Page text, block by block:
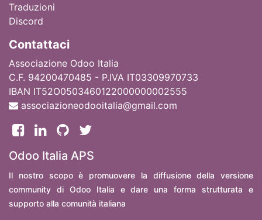
Traduzioni
Discord
Contattaci
Associazione Odoo Italia
C.F. 94200470485 - P.IVA IT03309970733
IBAN IT52O0503460122000000002555
associazioneodooitalia@gmail.com
Odoo Italia APS
Il nostro scopo è promuovere la diffusione della versione
community di Odoo Italia e dare una forma strutturata e
supporto alla comunità italiana